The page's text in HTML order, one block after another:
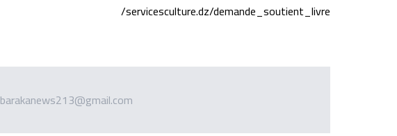
servicesculture.dz/demande_soutient_livre/
barakanews213@gmail.com